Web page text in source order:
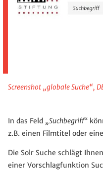
Screenshot „globale Suche“,
In das Feld „Suchbegriff“
z.B. einen Filmtitel oder
Die Solr Suche schlägt
einer Vorschlagfunktion